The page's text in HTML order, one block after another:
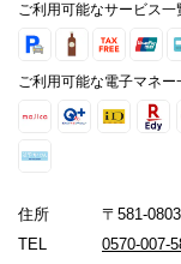
ご利用可能なサービス一
ご利用可能な電子マネー
住所
〒581-
TEL
0570-007-